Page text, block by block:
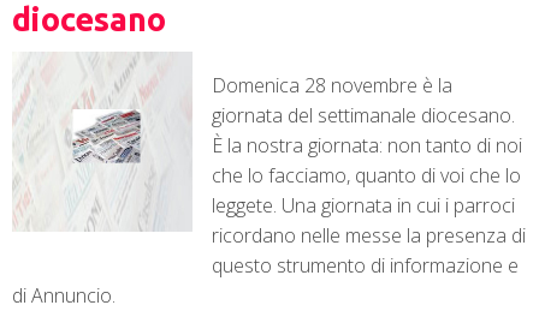
diocesano
Domenica 28 novembre è la
giornata del settimanale diocesano.
È la nostra giornata: non tanto di noi
che lo facciamo, quanto di voi che lo
leggete. Una giornata in cui i parroci
ricordano nelle messe la presenza di
questo strumento di informazione e
di Annuncio.